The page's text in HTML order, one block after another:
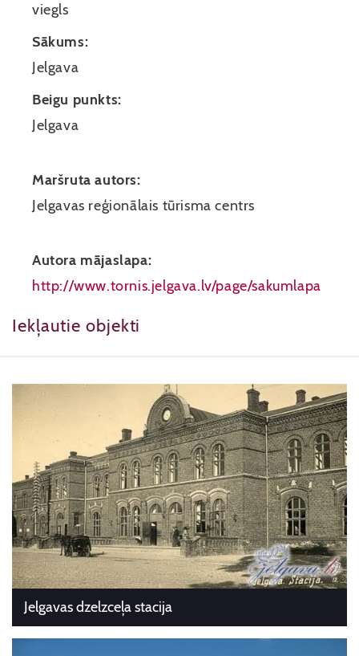
viegls
Sākums:
Jelgava
Beigu punkts:
Jelgava
Maršruta autors:
Jelgavas reģionālais tūrisma centrs
Autora mājaslapa:
http://www.tornis.jelgava.lv/page/sakumlapa
Iekļautie objekti
Jelgavas dzelzceļa stacija